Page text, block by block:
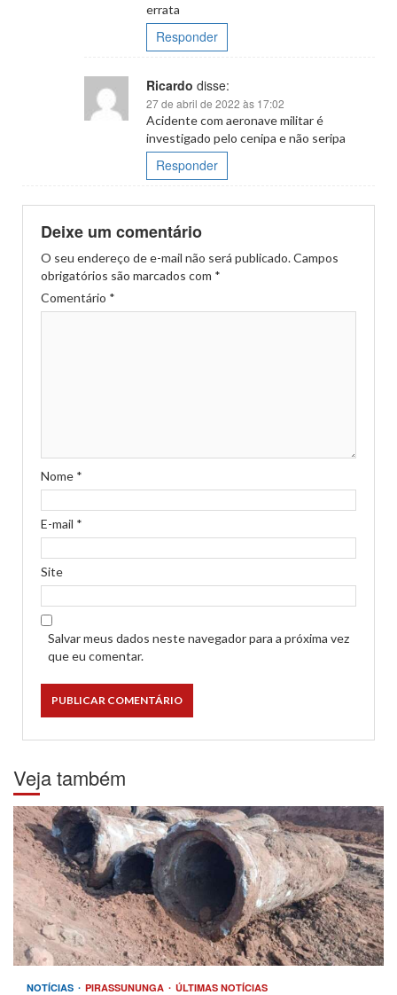
errata
Responder
Ricardo disse:
27 de abril de 2022 às 17:02
Acidente com aeronave militar é
investigado pelo cenipa e não seripa
Responder
Deixe um comentário
O seu endereço de e-mail não será publicado.Campos
obrigatórios são marcados com *
Comentário *
Nome *
E-mail *
Site
Salvar meus dados neste navegador para a próxima vez
que eu comentar.
Veja também
NOTÍCIAS PIRASSUNUNGA ÚLTIMAS NOTÍCIAS